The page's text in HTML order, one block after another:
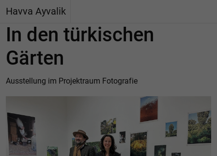
Havva Ayvalik
In den türkischen
Gärten
Ausstellung im Projektraum Fotografie